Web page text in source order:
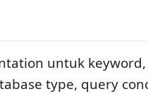
untuk
type, query